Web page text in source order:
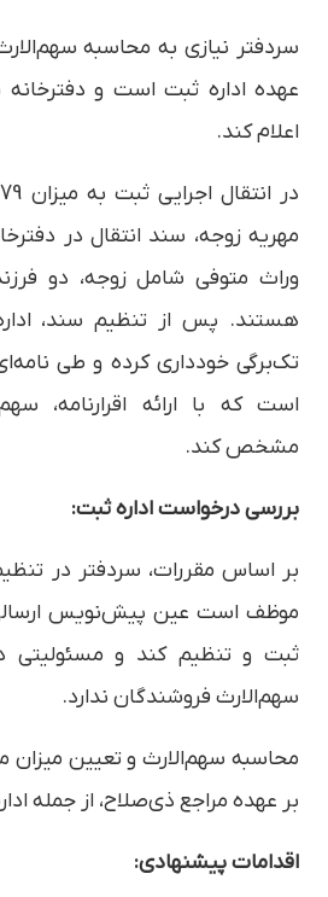
سردفتر نیازی به محاسبه
عهده اداره ثبت است و دفترخانه
اعلام کند.
مهریه زوجه، سند انتقال در
وراث متوفی شامل زوجه، دو
هستند. پس از تنظیم سند،
تک‌برگی خودداری کرده و طی
است که با ارائه اقرارنامه،
مشخص کند.
بررسی درخواست اداره ثبت:
بر اساس مقررات، سردفتر در
موظف است عین پیش‌نویس ارسالی
ثبت و تنظیم کند و مسئولیتی
سهم‌الارث فروشندگان ندارد.
محاسبه سهم‌الارث و تعیین میزان
بر عهده مراجع ذی‌صلاح، از جمله
اقدامات پیشنهادی: